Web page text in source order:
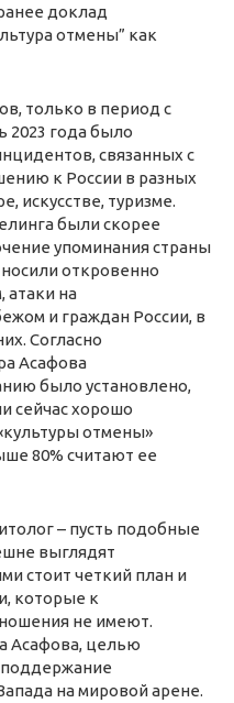
доклад
отмены” как
только в период с
2023 года было
связанных с
к России в разных
искусстве, туризме.
были скорее
упоминания страны
откровенно
атаки на
и граждан России, в
Согласно
Асафова
было установлено,
сейчас хорошо
отмены»
80% считают ее
– пусть подобные
выглядят
стоит четкий план и
которые к
не имеют.
Асафова, целью
поддержание
на мировой арене.